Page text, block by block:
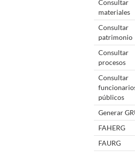
Consultar
materiales
Consultar
patrimonio
Consultar
procesos
Consultar
públicos
Generar
FAHERG
FAURG